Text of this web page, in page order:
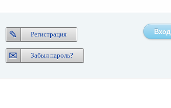
Вход
Регистрация
Забыл пароль?